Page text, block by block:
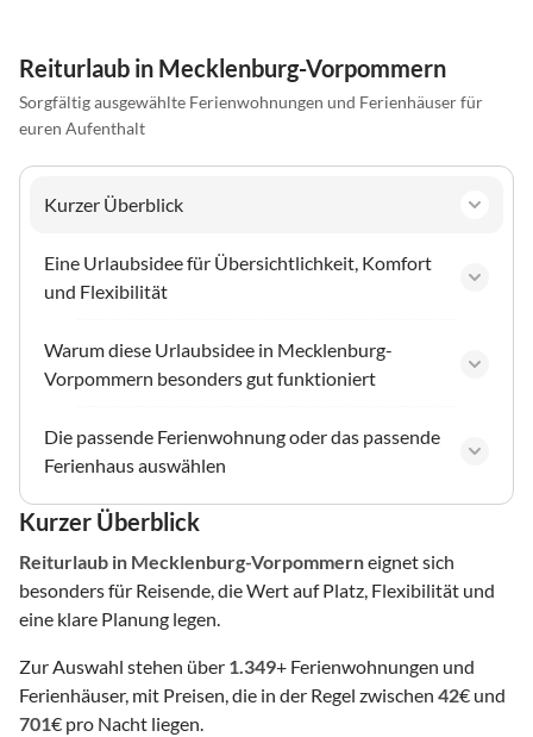
Reiturlaub in Mecklenburg-Vorpommern
Sorgfältig ausgewählte Ferienwohnungen und Ferienhäuser für
euren Aufenthalt
Kurzer Überblick
Eine Urlaubsidee für Übersichtlichkeit, Komfort
und Flexibilität
Warum diese Urlaubsidee in Mecklenburg-
Vorpommern besonders gut funktioniert
Die passende Ferienwohnung oder das passende
Ferienhaus auswählen
Kurzer Überblick
Reiturlaub in Mecklenburg-Vorpommerneignet sich
besonders für Reisende, die Wert auf Platz, Flexibilität und
eine klare Planung legen.
Zur Auswahl stehen über 1.349+ Ferienwohnungen und
Ferienhäuser, mit Preisen, die in der Regel zwischen 42€ und
701€ pro Nacht liegen.